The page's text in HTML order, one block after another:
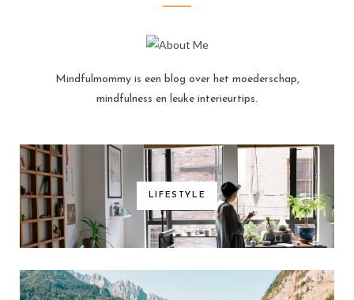
Mindfulmommy is een blog over het moederschap,
mindfulness en leuke interieurtips.
LIFESTYLE